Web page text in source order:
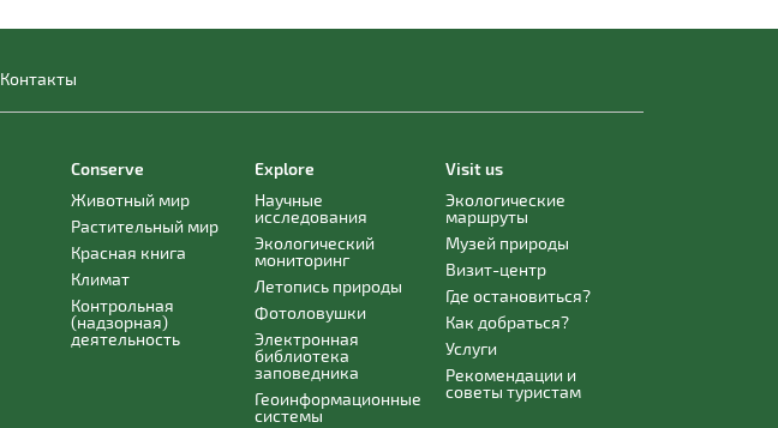
Контакты
Conserve
Животный мир
Растительный мир
Красная книга
Климат
Контрольная
(надзорная)
деятельность
Explore
Научные
исследования
Экологический
мониторинг
Летопись природы
Фотоловушки
Электронная
библиотека
заповедника
Геоинформационные
системы
Visit us
Экологические
маршруты
Музей природы
Визит-центр
Где остановиться?
Как добраться?
Услуги
Рекомендации и
советы туристам